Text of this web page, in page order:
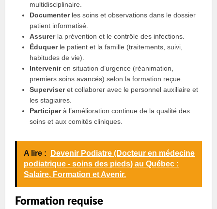
multidisciplinaire.
Documenterles soins et observations dans le dossier
patient informatisé.
Assurerla prévention et le contrôle des infections.
Éduquerle patient et la famille (traitements, suivi,
habitudes de vie).
Interveniren situation d’urgence (réanimation,
premiers soins avancés) selon la formation reçue.
Superviseret collaborer avec le personnel auxiliaire et
les stagiaires.
Participerà l’amélioration continue de la qualité des
soins et aux comités cliniques.
A lire :
Devenir Podiatre (Docteur en médecine
podiatrique - soins des pieds) au Québec :
Salaire, Formation et Avenir.
Formation requise